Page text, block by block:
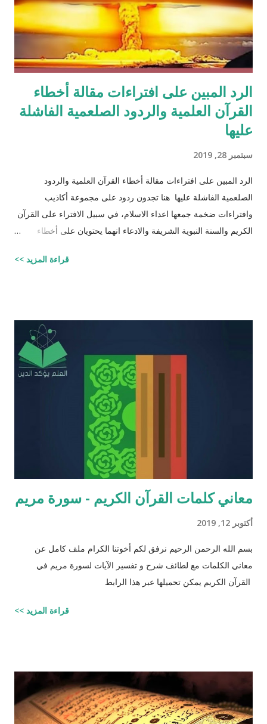
الرد المبين على افتراءات مقالة أخطاء
القرآن العلمية والردود الصلعمية الفاشلة
عليها
سبتمبر 28, 2019
الرد المبين على افتراءات مقالة أخطاء القرآن العلمية والردود
الصلعمية الفاشلة عليها هنا تجدون ردود على مجموعة أكاذيب
وافتراءات ضخمة جمعها اعداء الاسلام، في سبيل الافتراء على القرآن
الكريم والسنة النبوية الشريفة والادعاء انهما يحتويان على أخطاء
والردود الصلعمية الفاشلة عليها " وقد أبقيت على كل افتراء واتبعته
الافتراء : 1 - زوجيّة الأشياء في القرآن : مِنْ كُلِّ شَيْءٍ خَلَقْنَا زَوْجَيْنِ
لَعَلَّكُمْ تَذَكَّرُونَ / الذاريات : 49 وَمِنْ كُلِّ الثَّمَرَاتِ جَعَلَ فِيهَا زَوْجَيْنِ
اثْنَيْنِ / الرعد : 3 حَتَّى إِذَا جَاءَ أَمْرُنَا وَفَارَ التَّنُّورُ قُلْنَا احْمِلْ فِيهَا مِنْ كُلٍّ
زَوْجَيْنِ اثْنَيْنِ / هود : 11 و اذا طبقنا هذه الآبات وجدنا فيها شيئاً من
قراءة المزيد >>
معاني كلمات القرآن الكريم - سورة مريم
أكتوبر 12, 2019
بسم الله الرحمن الرحيم نرفق لكم أخوتنا الكرام ملف كامل عن
معاني الكلمات مع لطائف شرح و تفسير الآيات لسورة مريم في
القرآن الكريم يمكن تحميلها عبر هذا الرابط
قراءة المزيد >>